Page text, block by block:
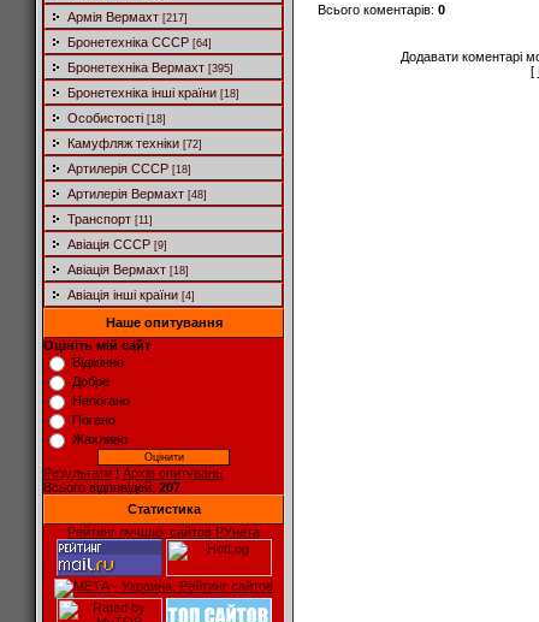
Армія Вермахт [217]
Бронетехніка СССР [64]
Бронетехніка Вермахт [395]
Бронетехніка інші країни [18]
Особистості [18]
Камуфляж техніки [72]
Артилерія СССР [18]
Артилерія Вермахт [48]
Транспорт [11]
Авіація СССР [9]
Авіація Вермахт [18]
Авіація інші країни [4]
Наше опитування
Оцініть мій сайт
Відмінно
Добре
Непогано
Погано
Жахливо
Результати | Архів опитувань
Всього відповідей: 207
Статистика
Рейтинг лучших сайтов РУнета
Всього коментарів: 0
Додавати коментарі
[